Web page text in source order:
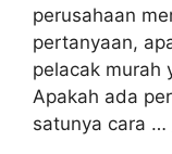
perusahaan
pertanyaan,
pelacak murah
Apakah ada
satunya cara …